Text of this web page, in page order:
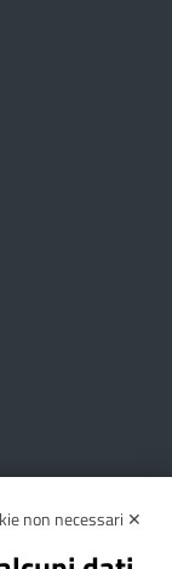
Policy
non necessari ✕